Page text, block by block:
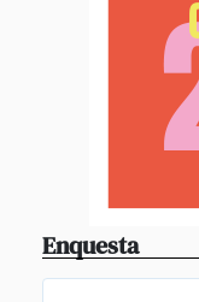
Enquesta